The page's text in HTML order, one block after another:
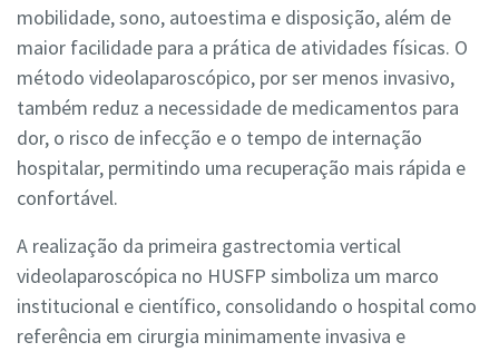
mobilidade, sono, autoestima e disposição, além de
maior facilidade para a prática de atividades físicas. O
método videolaparoscópico, por ser menos invasivo,
também reduz a necessidade de medicamentos para
dor, o risco de infecção e o tempo de internação
hospitalar, permitindo uma recuperação mais rápida e
confortável.
A realização da primeira gastrectomia vertical
videolaparoscópica no HUSFP simboliza um marco
institucional e científico, consolidando o hospital como
referência em cirurgia minimamente invasiva e